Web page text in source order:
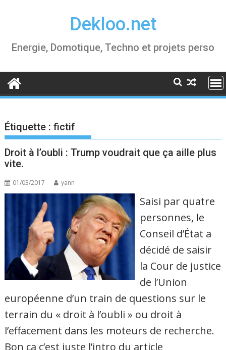
Dekloo.net
Energie, Domotique, Techno et projets perso
Étiquette :fictif
Droit à l’oubli : Trump voudrait que ça aille plus
vite.
01/03/2017 yann
Saisi par quatre
personnes, le
Conseil d’État a
décidé de saisir
la Cour de justice
de l’Union
européenne d’un train de questions sur le
terrain du « droit à l’oubli » ou droit à
l’effacement dans les moteurs de recherche.
Bon ça c’est juste l’intro du article